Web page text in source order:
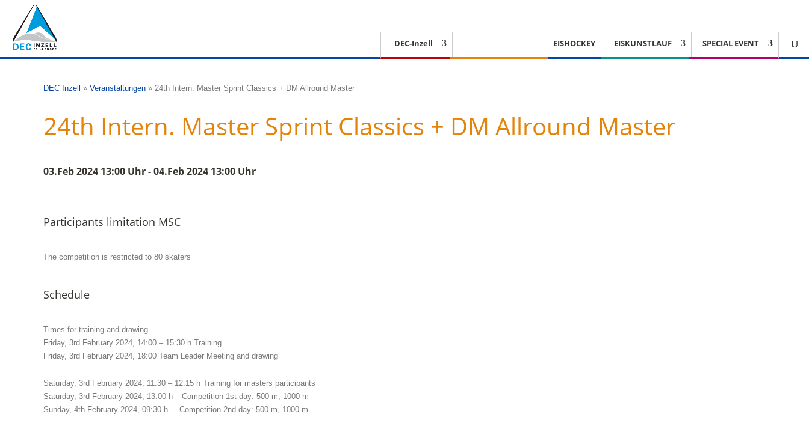
DEC-Inzell EISHOCKEY EISKUNSTLAUF SPECIAL EVENT
DEC Inzell » Veranstaltungen » 24th Intern. Master Sprint Classics + DM Allround Master
24th Intern. Master Sprint Classics + DM Allround Master
03.Feb 2024 13:00 Uhr - 04.Feb 2024 13:00 Uhr
Participants limitation MSC
The competition is restricted to 80 skaters
Schedule
Times for training and drawing
Friday, 3rd February 2024, 14:00 – 15:30 h Training
Friday, 3rd February 2024, 18:00 Team Leader Meeting and drawing
Saturday, 3rd February 2024, 11:30 – 12:15 h Training for masters participants
Saturday, 3rd February 2024, 13:00 h – Competition 1st day: 500 m, 1000 m
Sunday, 4th February 2024, 09:30 h – Competition 2nd day: 500 m, 1000 m